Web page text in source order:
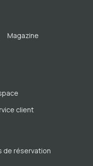
Magazine
client
de réservation